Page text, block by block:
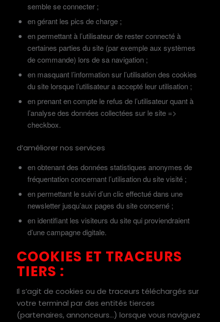
semble se connecter ;
en gérant les pics de charge ;
en permettant à l’utilisateur de rester connecté à
certaines parties du site (par exemple aux systèmes
de commande) lors de sa navigation ;
en masquant l’information sur l’utilisation des cookies
du site lorsque l’utilisateur a accepté leur utilisation ;
en prenant en compte le refus de l’utilisateur quant à
l’analyse des données collectées sur le site =>
checkbox.
d’améliorer nos services
en obtenant des données statistiques anonymes de
fréquentation concernant l’utilisation du site visité ;
en permettant le suivi d’un clic effectué dans une
newsletter jusqu’aux pages du site concerné ;
en identifiant les visiteurs du site qui proviendraient
d’une campagne digitale.
COOKIES ET TRACEURS
TIERS :
Il s’agit de cookies ou de traceurs téléchargés sur
votre terminal par des entités tierces
(partenaires, annonceurs…) lorsque vous naviguez